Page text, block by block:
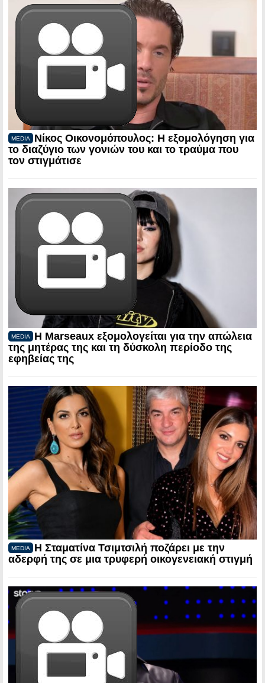
MEDIA
Νίκος Οικονομόπουλος: Η εξομολόγηση για
το διαζύγιο των γονιών του και το τραύμα που
τον στιγμάτισε
MEDIA
Η Marseaux εξομολογείται για την απώλεια
της μητέρας της και τη δύσκολη περίοδο της
εφηβείας της
MEDIA
Η Σταματίνα Τσιμτσιλή ποζάρει με την
αδερφή της σε μια τρυφερή οικογενειακή στιγμή